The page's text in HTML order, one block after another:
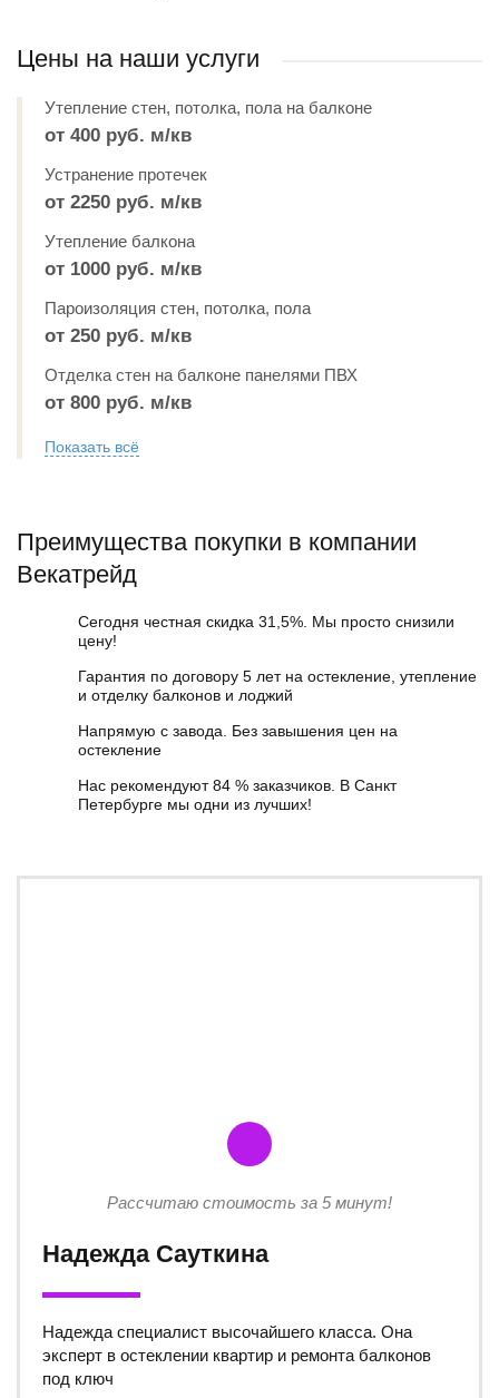
Цены на наши услуги
Утепление стен, потолка, пола на балконе
от 400 руб. м/кв
Устранение протечек
от 2250 руб. м/кв
Утепление балкона
от 1000 руб. м/кв
Пароизоляция стен, потолка, пола
от 250 руб. м/кв
Отделка стен на балконе панелями ПВХ
от 800 руб. м/кв
Показать всё
Преимущества покупки в компании
Векатрейд
Сегодня честная скидка 31,5%. Мы просто снизили
цену!
Гарантия по договору 5 лет на остекление, утепление
и отделку балконов и лоджий
Напрямую с завода. Без завышения цен на
остекление
Нас рекомендуют 84 % заказчиков. В Санкт
Петербурге мы одни из лучших!
Рассчитаю стоимость за 5 минут!
Надежда Сауткина
Надежда специалист высочайшего класса. Она
эксперт в остеклении квартир и ремонта балконов
под ключ